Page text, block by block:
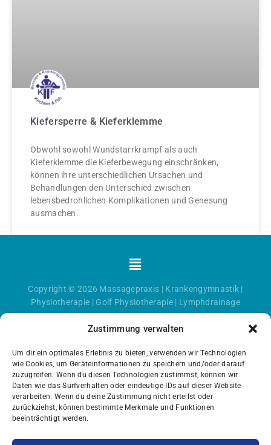
Zustimmung verwalten
Um dir ein optimales Erlebnis zu bieten, verwenden wir Technologien
wie Cookies, um Geräteinformationen zu speichern und/oder darauf
zuzugreifen. Wenn du diesen Technologien zustimmst, können wir
Daten wie das Surfverhalten oder eindeutige IDs auf dieser Website
verarbeiten. Wenn du deine Zustimmung nicht erteilst oder
zurückziehst, können bestimmte Merkmale und Funktionen
beeinträchtigt werden.
Kiefersperre & Kieferklemme
Obwohl sowohl Wundstarrkrampf als auch
Kieferklemme die Kieferbewegung einschränken,
können ihre unterschiedlichen Ursachen und
Behandlungen den Unterschied zwischen
lebensbedrohlichen Komplikationen und Genesung
ausmachen.
Menü
Copyright © 2026 Massagepraxis | Krankengymnastik |
Physiotherapie | Golf Physiotherapie | Lymphdrainage